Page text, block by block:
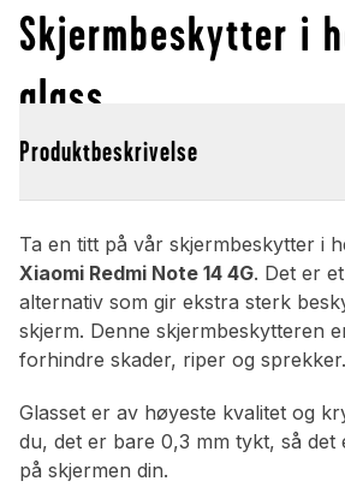
Skjermbeskytter i
glass
Produktbeskrivelse
Ta en titt på vår skjermbeskytter i
Xiaomi Redmi Note 14 4G. Det er
alternativ som gir ekstra sterk
skjerm. Denne skjermbeskytteren
forhindre skader, riper og sprekker.
Glasset er av høyeste kvalitet og
du, det er bare 0,3 mm tykt, så det
på skjermen din.